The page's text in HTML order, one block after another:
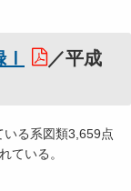
Ⅰ
／平成
る系図類3,659点
ている。